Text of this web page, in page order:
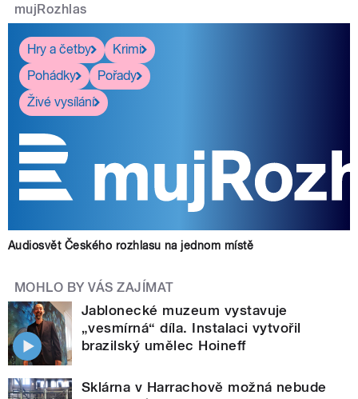
mujRozhlas
Hry a četby
Krimi
Pohádky
Pořady
Živé vysílání
Audiosvět Českého rozhlasu na jednom místě
MOHLO BY VÁS ZAJÍMAT
Jablonecké muzeum vystavuje
„vesmírná“ díla. Instalaci vytvořil
brazilský umělec Hoineff
Sklárna v Harrachově možná nebude